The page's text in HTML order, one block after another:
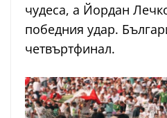
чудеса, а Йордан
победния удар.
четвъртфинал.